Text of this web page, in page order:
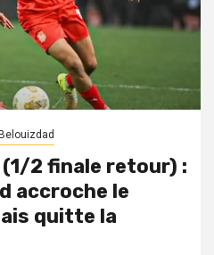
(1/2 finale retour) :
accroche le
quitte la